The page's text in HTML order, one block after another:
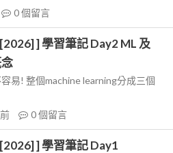
0個留言
] 學習筆記 Day2 ML 及
易! 整個machine learning分成三個
0個留言
] 學習筆記 Day1